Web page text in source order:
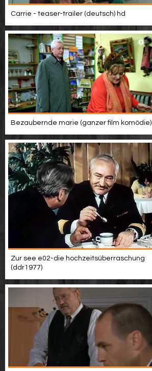
Carrie - teaser-trailer (deutsch) hd
Bezaubernde marie (ganzer film komödie)
Zur see e02-die hochzeitsüberraschung
(ddr1977)